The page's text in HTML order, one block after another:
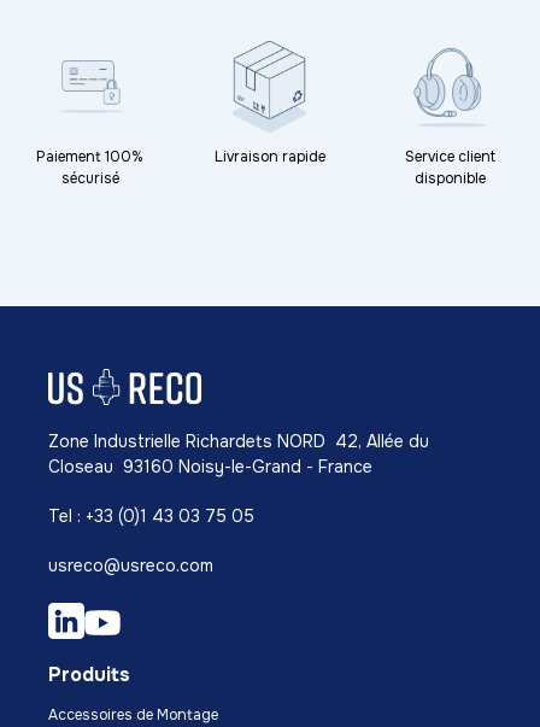
Paiement 100%
sécurisé
Livraison rapide
Service client
disponible
Zone Industrielle Richardets NORD 42, Allée du
Closeau 93160 Noisy-le-Grand - France
Tel : +33 (0)1 43 03 75 05
usreco@usreco.com
Produits
Accessoires de Montage